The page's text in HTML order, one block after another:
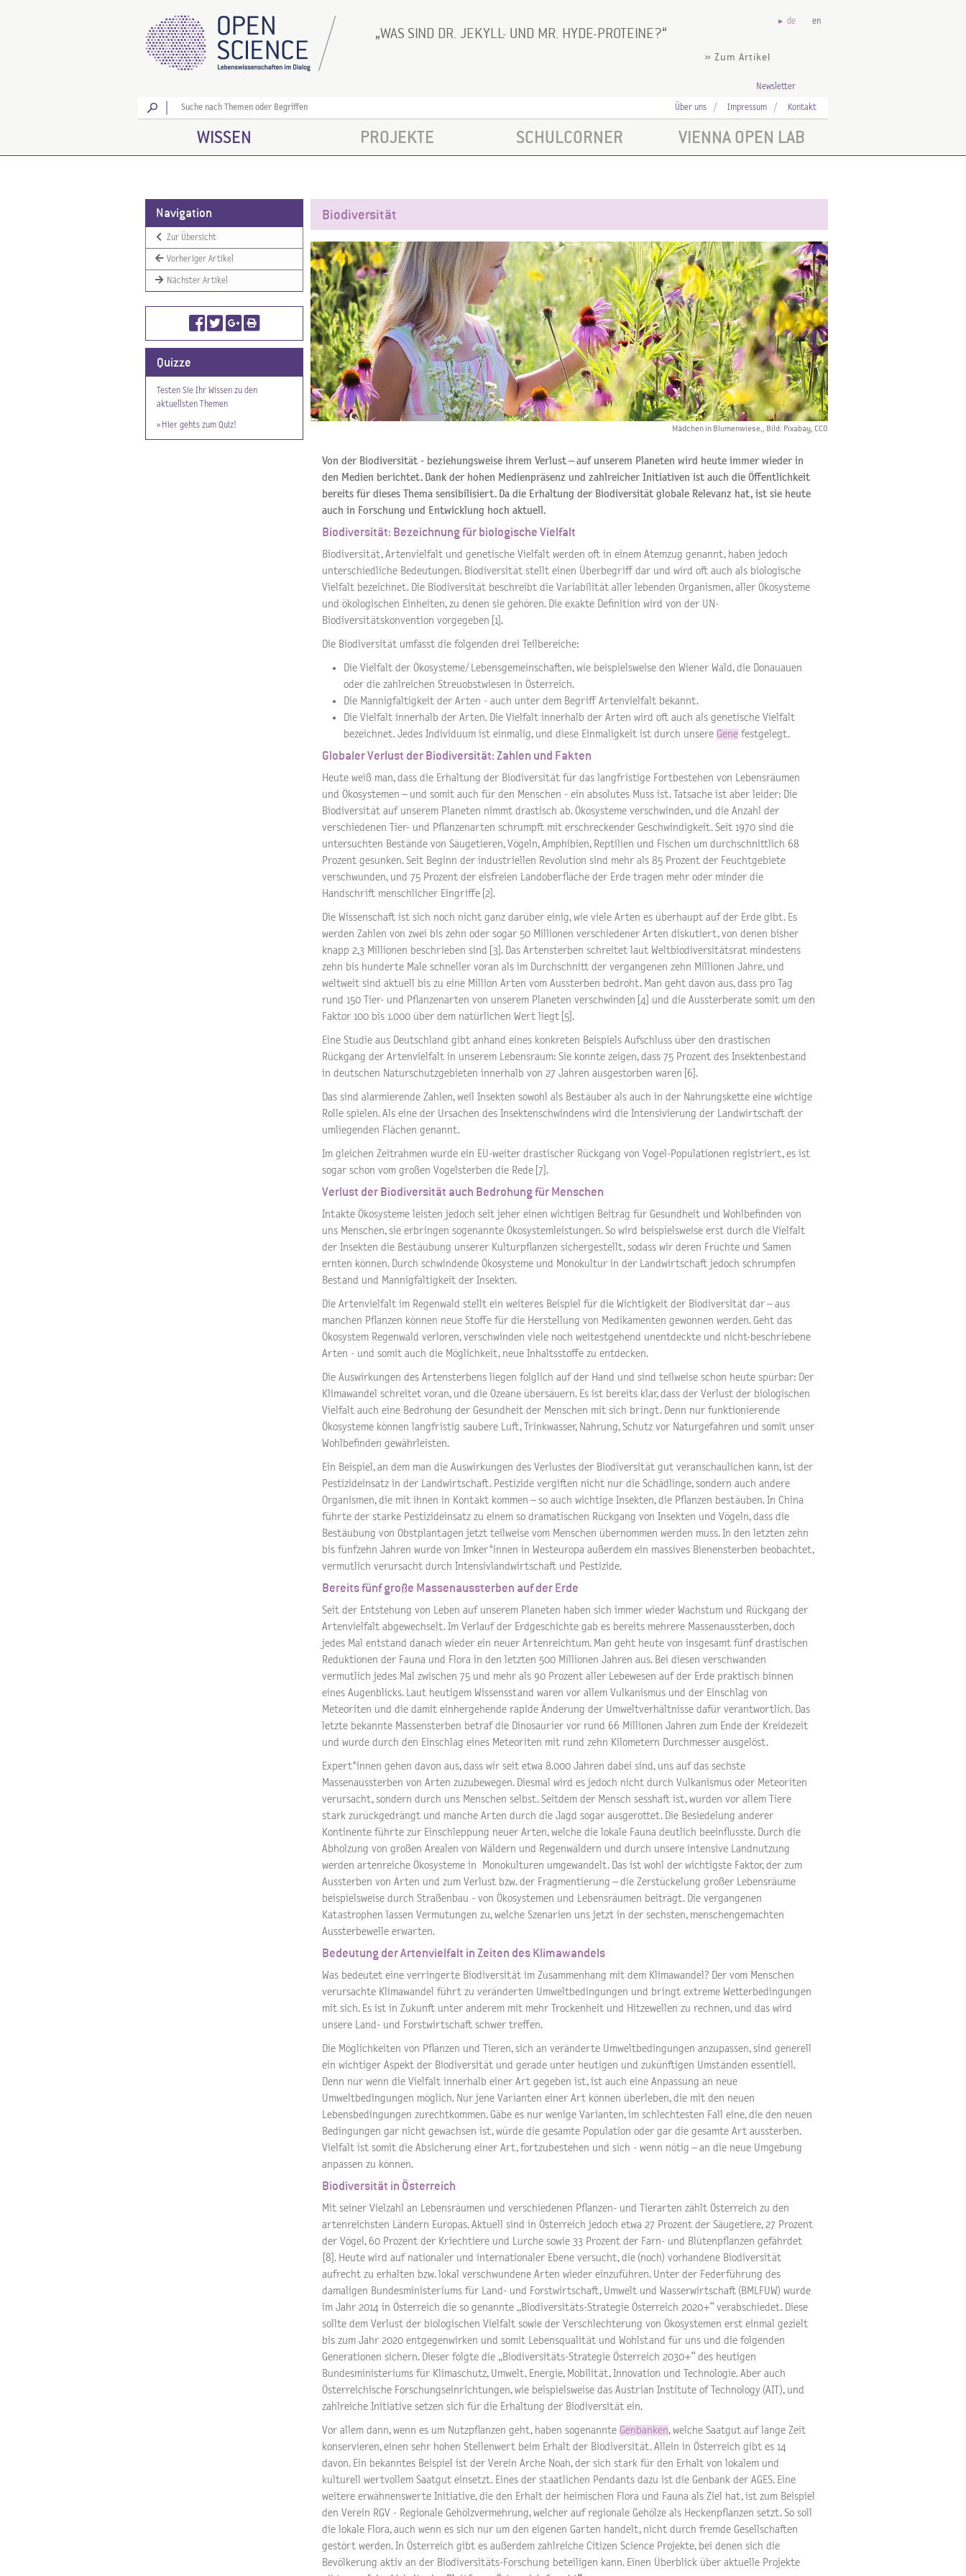
WAS SIND DR. JEKYLL- UND MR. HYDE-PROTEINE?
» Zum Artikel
de en
Newsletter
Los
Über uns Impressum Kontakt
WISSEN PROJEKTE SCHULCORNER VIENNA OPEN LAB
Navigation
Zur Übersicht
Vorheriger Artikel
Nächster Artikel
Quizze
Testen Sie Ihr Wissen zu den
aktuellsten Themen
» Hier gehts zum Quiz!
Biodiversität
Mädchen in Blumenwiese,, Bild: Pixabay, CCO
Von der Biodiversität - beziehungsweise ihrem Verlust – auf unserem Planeten wird heute immer wieder in
den Medien berichtet. Dank der hohen Medienpräsenz und zahlreicher Initiativen ist auch die Öffentlichkeit
bereits für dieses Thema sensibilisiert. Da die Erhaltung der Biodiversität globale Relevanz hat, ist sie heute
auch in Forschung und Entwicklung hoch aktuell.
Biodiversität: Bezeichnung für biologische Vielfalt
Biodiversität, Artenvielfalt und genetische Vielfalt werden oft in einem Atemzug genannt, haben jedoch
unterschiedliche Bedeutungen. Biodiversität stellt einen Überbegriff dar und wird oft auch als biologische
Vielfalt bezeichnet. Die Biodiversität beschreibt die Variabilität aller lebenden Organismen, aller Ökosysteme
und ökologischen Einheiten, zu denen sie gehören. Die exakte Definition wird von der UN-
Biodiversitätskonvention vorgegeben [1].
Die Biodiversität umfasst die folgenden drei Teilbereiche:
Die Vielfalt der Ökosysteme/ Lebensgemeinschaften, wie beispielsweise den Wiener Wald, die Donauauen
oder die zahlreichen Streuobstwiesen in Österreich.
Die Mannigfaltigkeit der Arten - auch unter dem Begriff Artenvielfalt bekannt.
Die Vielfalt innerhalb der Arten. Die Vielfalt innerhalb der Arten wird oft auch als genetische Vielfalt
bezeichnet. Jedes Individuum ist einmalig, und diese Einmaligkeit ist durch unsere Gene festgelegt.
Globaler Verlust der Biodiversität: Zahlen und Fakten
Heute weiß man, dass die Erhaltung der Biodiversität für das langfristige Fortbestehen von Lebensräumen
und Ökosystemen – und somit auch für den Menschen - ein absolutes Muss ist. Tatsache ist aber leider: Die
Biodiversität auf unserem Planeten nimmt drastisch ab. Ökosysteme verschwinden, und die Anzahl der
verschiedenen Tier- und Pflanzenarten schrumpft mit erschreckender Geschwindigkeit. Seit 1970 sind die
untersuchten Bestände von Säugetieren, Vögeln, Amphibien, Reptilien und Fischen um durchschnittlich 68
Prozent gesunken. Seit Beginn der industriellen Revolution sind mehr als 85 Prozent der Feuchtgebiete
verschwunden, und 75 Prozent der eisfreien Landoberfläche der Erde tragen mehr oder minder die
Handschrift menschlicher Eingriffe [2].
Die Wissenschaft ist sich noch nicht ganz darüber einig, wie viele Arten es überhaupt auf der Erde gibt. Es
werden Zahlen von zwei bis zehn oder sogar 50 Millionen verschiedener Arten diskutiert, von denen bisher
knapp 2,3 Millionen beschrieben sind [3]. Das Artensterben schreitet laut Weltbiodiversitätsrat mindestens
zehn bis hunderte Male schneller voran als im Durchschnitt der vergangenen zehn Millionen Jahre, und
weltweit sind aktuell bis zu eine Million Arten vom Aussterben bedroht. Man geht davon aus, dass pro Tag
rund 150 Tier- und Pflanzenarten von unserem Planeten verschwinden [4] und die Aussterberate somit um den
Faktor 100 bis 1.000 über dem natürlichen Wert liegt [5].
Eine Studie aus Deutschland gibt anhand eines konkreten Beispiels Aufschluss über den drastischen
Rückgang der Artenvielfalt in unserem Lebensraum: Sie konnte zeigen, dass 75 Prozent des Insektenbestand
in deutschen Naturschutzgebieten innerhalb von 27 Jahren ausgestorben waren [6].
Das sind alarmierende Zahlen, weil Insekten sowohl als Bestäuber als auch in der Nahrungskette eine wichtige
Rolle spielen. Als eine der Ursachen des Insektenschwindens wird die Intensivierung der Landwirtschaft der
umliegenden Flächen genannt.
Im gleichen Zeitrahmen wurde ein EU-weiter drastischer Rückgang von Vogel-Populationen registriert, es ist
sogar schon vom großen Vogelsterben die Rede [7].
Verlust der Biodiversität auch Bedrohung für Menschen
Intakte Ökosysteme leisten jedoch seit jeher einen wichtigen Beitrag für Gesundheit und Wohlbefinden von
uns Menschen, sie erbringen sogenannte Ökosystemleistungen. So wird beispielsweise erst durch die Vielfalt
der Insekten die Bestäubung unserer Kulturpflanzen sichergestellt, sodass wir deren Früchte und Samen
ernten können. Durch schwindende Ökosysteme und Monokultur in der Landwirtschaft jedoch schrumpfen
Bestand und Mannigfaltigkeit der Insekten.
Die Artenvielfalt im Regenwald stellt ein weiteres Beispiel für die Wichtigkeit der Biodiversität dar – aus
manchen Pflanzen können neue Stoffe für die Herstellung von Medikamenten gewonnen werden. Geht das
Ökosystem Regenwald verloren, verschwinden viele noch weitestgehend unentdeckte und nicht-beschriebene
Arten - und somit auch die Möglichkeit, neue Inhaltsstoffe zu entdecken.
Die Auswirkungen des Artensterbens liegen folglich auf der Hand und sind teilweise schon heute spürbar: Der
Klimawandel schreitet voran, und die Ozeane übersäuern. Es ist bereits klar, dass der Verlust der biologischen
Vielfalt auch eine Bedrohung der Gesundheit der Menschen mit sich bringt. Denn nur funktionierende
Ökosysteme können langfristig saubere Luft, Trinkwasser, Nahrung, Schutz vor Naturgefahren und somit unser
Wohlbefinden gewährleisten.
Ein Beispiel, an dem man die Auswirkungen des Verlustes der Biodiversität gut veranschaulichen kann, ist der
Pestizideinsatz in der Landwirtschaft. Pestizide vergiften nicht nur die Schädlinge, sondern auch andere
Organismen, die mit ihnen in Kontakt kommen – so auch wichtige Insekten, die Pflanzen bestäuben. In China
führte der starke Pestizideinsatz zu einem so dramatischen Rückgang von Insekten und Vögeln, dass die
Bestäubung von Obstplantagen jetzt teilweise vom Menschen übernommen werden muss. In den letzten zehn
bis fünfzehn Jahren wurde von Imker*innen in Westeuropa außerdem ein massives Bienensterben beobachtet,
vermutlich verursacht durch Intensivlandwirtschaft und Pestizide.
Bereits fünf große Massenaussterben auf der Erde
Seit der Entstehung von Leben auf unserem Planeten haben sich immer wieder Wachstum und Rückgang der
Artenvielfalt abgewechselt. Im Verlauf der Erdgeschichte gab es bereits mehrere Massenaussterben, doch
jedes Mal entstand danach wieder ein neuer Artenreichtum. Man geht heute von insgesamt fünf drastischen
Reduktionen der Fauna und Flora in den letzten 500 Millionen Jahren aus. Bei diesen verschwanden
vermutlich jedes Mal zwischen 75 und mehr als 90 Prozent aller Lebewesen auf der Erde praktisch binnen
eines Augenblicks. Laut heutigem Wissensstand waren vor allem Vulkanismus und der Einschlag von
Meteoriten und die damit einhergehende rapide Änderung der Umweltverhältnisse dafür verantwortlich. Das
letzte bekannte Massensterben betraf die Dinosaurier vor rund 66 Millionen Jahren zum Ende der Kreidezeit
und wurde durch den Einschlag eines Meteoriten mit rund zehn Kilometern Durchmesser ausgelöst.
Expert*innen gehen davon aus, dass wir seit etwa 8.000 Jahren dabei sind, uns auf das sechste
Massenaussterben von Arten zuzubewegen. Diesmal wird es jedoch nicht durch Vulkanismus oder Meteoriten
verursacht, sondern durch uns Menschen selbst. Seitdem der Mensch sesshaft ist, wurden vor allem Tiere
stark zurückgedrängt und manche Arten durch die Jagd sogar ausgerottet. Die Besiedelung anderer
Kontinente führte zur Einschleppung neuer Arten, welche die lokale Fauna deutlich beeinflusste. Durch die
Abholzung von großen Arealen von Wäldern und Regenwäldern und durch unsere intensive Landnutzung
werden artenreiche Ökosysteme in Monokulturen umgewandelt. Das ist wohl der wichtigste Faktor, der zum
Aussterben von Arten und zum Verlust bzw. der Fragmentierung – die Zerstückelung großer Lebensräume
beispielsweise durch Straßenbau - von Ökosystemen und Lebensräumen beiträgt. Die vergangenen
Katastrophen lassen Vermutungen zu, welche Szenarien uns jetzt in der sechsten, menschengemachten
Aussterbewelle erwarten.
Bedeutung der Artenvielfalt in Zeiten des Klimawandels
Was bedeutet eine verringerte Biodiversität im Zusammenhang mit dem Klimawandel? Der vom Menschen
verursachte Klimawandel führt zu veränderten Umweltbedingungen und bringt extreme Wetterbedingungen
mit sich. Es ist in Zukunft unter anderem mit mehr Trockenheit und Hitzewellen zu rechnen, und das wird
unsere Land- und Forstwirtschaft schwer treffen.
Die Möglichkeiten von Pflanzen und Tieren, sich an veränderte Umweltbedingungen anzupassen, sind generell
ein wichtiger Aspekt der Biodiversität und gerade unter heutigen und zukünftigen Umständen essentiell.
Denn nur wenn die Vielfalt innerhalb einer Art gegeben ist, ist auch eine Anpassung an neue
Umweltbedingungen möglich. Nur jene Varianten einer Art können überleben, die mit den neuen
Lebensbedingungen zurechtkommen. Gäbe es nur wenige Varianten, im schlechtesten Fall eine, die den neuen
Bedingungen gar nicht gewachsen ist, würde die gesamte Population oder gar die gesamte Art aussterben.
Vielfalt ist somit die Absicherung einer Art, fortzubestehen und sich - wenn nötig – an die neue Umgebung
anpassen zu können.
Biodiversität in Österreich
Mit seiner Vielzahl an Lebensräumen und verschiedenen Pflanzen- und Tierarten zählt Österreich zu den
artenreichsten Ländern Europas. Aktuell sind in Österreich jedoch etwa 27 Prozent der Säugetiere, 27 Prozent
der Vögel, 60 Prozent der Kriechtiere und Lurche sowie 33 Prozent der Farn- und Blütenpflanzen gefährdet
[8]. Heute wird auf nationaler und internationaler Ebene versucht, die (noch) vorhandene Biodiversität
aufrecht zu erhalten bzw. lokal verschwundene Arten wieder einzuführen. Unter der Federführung des
damaligen Bundesministeriums für Land- und Forstwirtschaft, Umwelt und Wasserwirtschaft (BMLFUW) wurde
im Jahr 2014 in Österreich die so genannte „Biodiversitäts-Strategie Österreich 2020+“ verabschiedet. Diese
sollte dem Verlust der biologischen Vielfalt sowie der Verschlechterung von Ökosystemen erst einmal gezielt
bis zum Jahr 2020 entgegenwirken und somit Lebensqualität und Wohlstand für uns und die folgenden
Generationen sichern. Dieser folgte die „Biodiversitäts-Strategie Österreich 2030+“ des heutigen
Bundesministeriums für Klimaschutz, Umwelt, Energie, Mobilität, Innovation und Technologie. Aber auch
Österreichische Forschungseinrichtungen, wie beispielsweise das Austrian Institute of Technology (AIT), und
zahlreiche Initiative setzen sich für die Erhaltung der Biodiversität ein.
Vor allem dann, wenn es um Nutzpflanzen geht, haben sogenannte Genbanken, welche Saatgut auf lange Zeit
konservieren, einen sehr hohen Stellenwert beim Erhalt der Biodiversität. Allein in Österreich gibt es 14
davon. Ein bekanntes Beispiel ist der Verein Arche Noah, der sich stark für den Erhalt von lokalem und
kulturell wertvollem Saatgut einsetzt. Eines der staatlichen Pendants dazu ist die Genbank der AGES. Eine
weitere erwähnenswerte Initiative, die den Erhalt der heimischen Flora und Fauna als Ziel hat, ist zum Beispiel
den Verein RGV - Regionale Gehölzvermehrung, welcher auf regionale Gehölze als Heckenpflanzen setzt. So soll
die lokale Flora, auch wenn es sich nur um den eigenen Garten handelt, nicht durch fremde Gesellschaften
gestört werden. In Österreich gibt es außerdem zahlreiche Citizen Science Projekte, bei denen sich die
Bevölkerung aktiv an der Biodiversitäts-Forschung beteiligen kann. Einen Überblick über aktuelle Projekte